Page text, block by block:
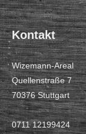
Kontakt
Wizemann-Areal
Quellenstraße 7
70376 Stuttgart
0711 12199424